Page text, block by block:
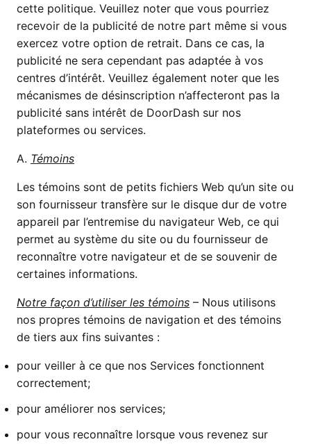
cette politique. Veuillez noter que vous pourriez
recevoir de la publicité de notre part même si vous
exercez votre option de retrait. Dans ce cas, la
publicité ne sera cependant pas adaptée à vos
centres d’intérêt. Veuillez également noter que les
mécanismes de désinscription n’affecteront pas la
publicité sans intérêt de DoorDash sur nos
plateformes ou services.
A. Témoins
Les témoins sont de petits fichiers Web qu’un site ou
son fournisseur transfère sur le disque dur de votre
appareil par l’entremise du navigateur Web, ce qui
permet au système du site ou du fournisseur de
reconnaître votre navigateur et de se souvenir de
certaines informations.
Notre façon d’utiliser les témoins – Nous utilisons
nos propres témoins de navigation et des témoins
de tiers aux fins suivantes :
pour veiller à ce que nos Services fonctionnent
correctement;
pour améliorer nos services;
pour vous reconnaître lorsque vous revenez sur